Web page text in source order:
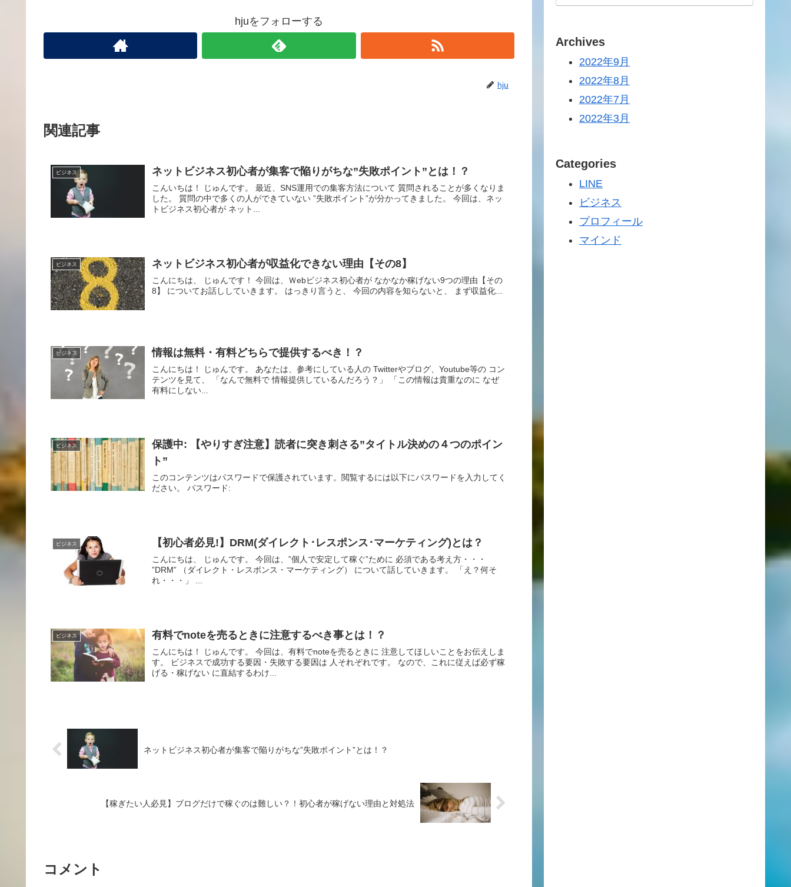
hjuをフォローする
hju
関連記事
ビジネス ネットビジネス初心者が集客で陥りがちな”失敗ポイント”とは！？
こんいちは！ じゅんです。 最近、SNS運用での集客方法について 質問されることが多くなりま
した。 質問の中で多くの人ができていない ”失敗ポイント”が分かってきました。 今回は、ネッ
トビジネス初心者が ネット...
ビジネス ネットビジネス初心者が収益化できない理由【その8】
こんにちは、 じゅんです！ 今回は、Ｗebビジネス初心者が なかなか稼げない9つの理由【その
8】 についてお話ししていきます。 はっきり言うと、 今回の内容を知らないと、 まず収益化...
ビジネス 情報は無料・有料どちらで提供するべき！？
こんにちは！ じゅんです。 あなたは、参考にしている人の Twitterやブログ、Youtube等の コン
テンツを見て、 「なんで無料で 情報提供しているんだろう？」 「この情報は貴重なのに なぜ
有料にしない...
ビジネス
保護中: 【やりすぎ注意】読者に突き刺さる”タイトル決めの４つのポイン
ト”
このコンテンツはパスワードで保護されています。閲覧するには以下にパスワードを入力してく
ださい。 パスワード:
ビジネス 【初心者必見!】DRM(ダイレクト･レスポンス･マーケティング)とは？
こんにちは、 じゅんです。 今回は、”個人で安定して稼ぐ”ために 必須である考え方・・・
”DRM” （ダイレクト・レスポンス・マーケティング） について話していきます。 「え？何そ
れ・・・」 ...
ビジネス 有料でnoteを売るときに注意するべき事とは！？
こんにちは！ じゅんです。 今回は、有料でnoteを売るときに 注意してほしいことをお伝えしま
す。 ビジネスで成功する要因・失敗する要因は 人それぞれです。 なので、これに従えば必ず稼
げる・稼げない に直結するわけ...
ネットビジネス初心者が集客で陥りがちな”失敗ポイント”とは！？
【稼ぎたい人必見】ブログだけで稼ぐのは難しい？！初心者が稼げない理由と対処法
コメント
Archives
2022年9月
2022年8月
2022年7月
2022年3月
Categories
LINE
ビジネス
プロフィール
マインド